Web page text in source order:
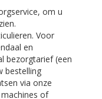
om u
Voor
en
bezorgtarief (een
bestelling
via onze
of